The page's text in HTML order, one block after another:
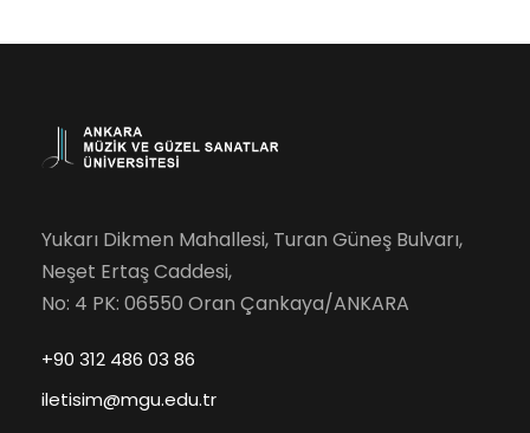
Yukarı Dikmen Mahallesi, Turan Güneş Bulvarı,
Neşet Ertaş Caddesi,
No: 4 PK: 06550 Oran Çankaya/ANKARA
+90 312 486 03 86
iletisim@mgu.edu.tr